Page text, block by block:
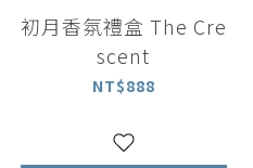
初月香氛禮盒 The Cre
scent
NT$888